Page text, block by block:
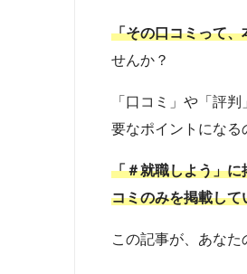
「その口コミって、
せんか？
「口コミ」や「評
要なポイントになる
「＃就職しよう」に
コミのみを掲載して
この記事が、あなた